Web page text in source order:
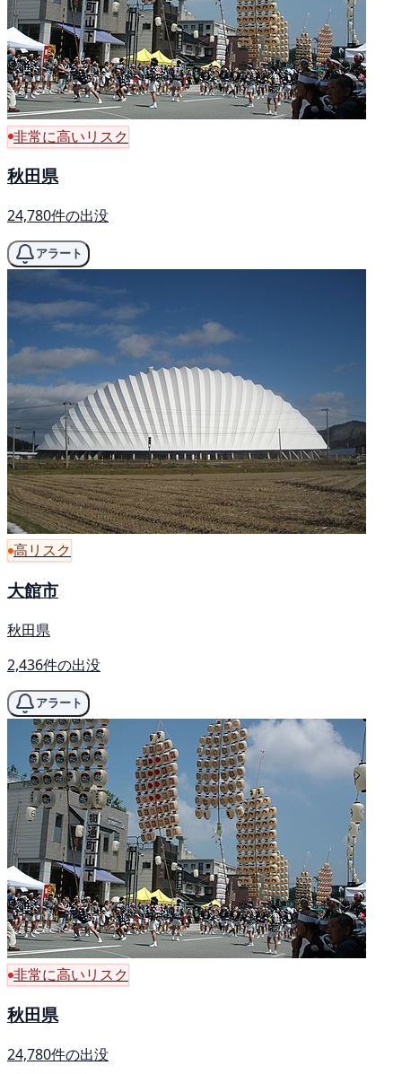
非常に高いリスク
秋田県
24,780件の出没
アラート
高リスク
大館市
秋田県
2,436件の出没
アラート
非常に高いリスク
秋田県
24,780件の出没